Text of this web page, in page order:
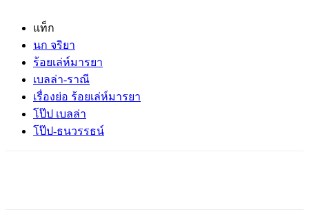
แท็ก
นก จริยา
ร้อยเล่ห์มารยา
เบลล่า-ราณี
เรื่องย่อ ร้อยเล่ห์มารยา
โป๊ป เบลล่า
โป๊ป-ธนวรรธน์